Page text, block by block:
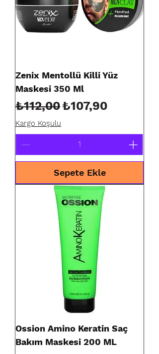
Zenix Mentollü Killi Yüz
Maskesi 350 Ml
Normal Fiyat
₺112,00İndirimli Fiyat
₺107,90
Kargo Koşulu
Sepete Ekle
Ossion Amino Keratin Saç
Bakım Maskesi 200 ML